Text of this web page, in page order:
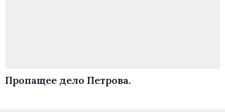
Пропащее дело Петрова.